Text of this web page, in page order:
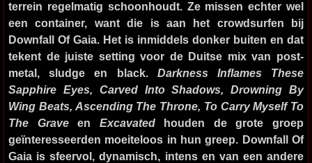
terrein regelmatig schoonhoudt. Ze missen echter wel
een container, want die is aan het crowdsurfen bij
Downfall Of Gaia. Het is inmiddels donker buiten en dat
tekent de juiste setting voor de Duitse mix van post-
metal, sludge en black. Darkness Inflames These
Sapphire Eyes, Carved Into Shadows, Drowning By
Wing Beats, Ascending The Throne, To Carry Myself To
The Graveen Excavatedhouden de grote groep
geïnteresseerden moeiteloos in hun greep. Downfall Of
Gaia is sfeervol, dynamisch, intens en van een andere